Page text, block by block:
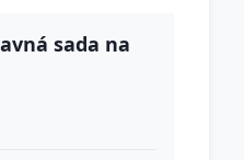
sada na